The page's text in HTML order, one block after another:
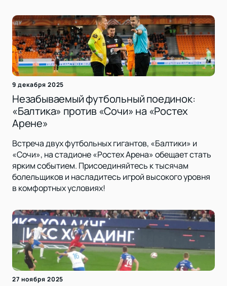
9 декабря 2025
Незабываемый футбольный поединок:
«Балтика» против «Сочи» на «Ростех
Арене»
Встреча двух футбольных гигантов, «Балтики» и
«Сочи», на стадионе «Ростех Арена» обещает стать
ярким событием. Присоединяйтесь к тысячам
болельщиков и насладитесь игрой высокого уровня
в комфортных условиях!
27 ноября 2025